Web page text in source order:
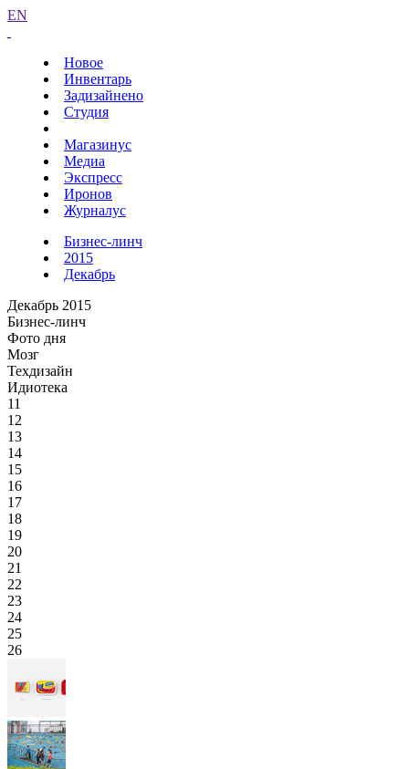
EN
Новое
Инвентарь
Задизайнено
Студия
Магазинус
Медиа
Экспресс
Иронов
Журналус
Бизнес-линч
2015
Декабрь
Декабрь 2015
Бизнес-линч
Фото дня
Мозг
Техдизайн
Идиотека
11
12
13
14
15
16
17
18
19
20
21
22
23
24
25
26